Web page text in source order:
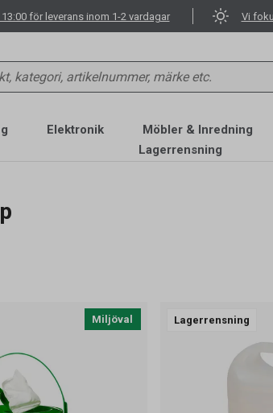
för leverans inom 1-2 vardagar Vi
Elektronik Möbler & Inredning
Lagerrensning
Miljöval Lagerrensning